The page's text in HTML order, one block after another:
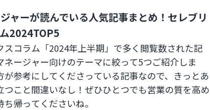
ャーが読んでいる人気記事まとめ！セレブリ
2024TOP5
スコラム「2024年上半期」で多く閲覧数された記
ネージャー向けのテーマに絞って5つご紹介しま
が参考にしてくださっている記事なので、きっとあ
つこと間違いなし！ぜひひとつでも営業の質を高め
帰ってくださいね。